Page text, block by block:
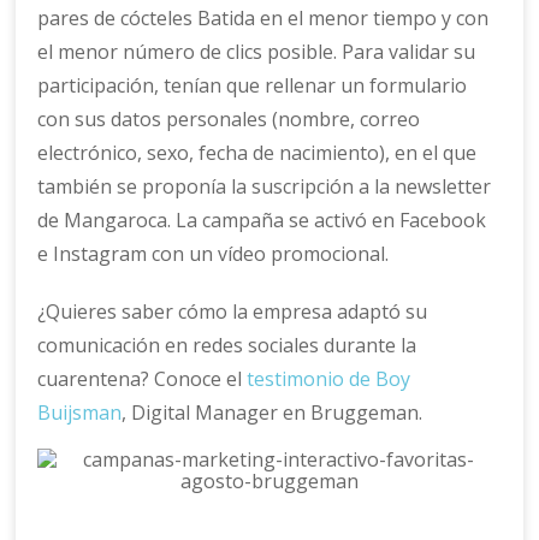
pares de cócteles Batida en el menor tiempo y con
el menor número de clics posible. Para validar su
participación, tenían que rellenar un formulario
con sus datos personales (nombre, correo
electrónico, sexo, fecha de nacimiento), en el que
también se proponía la suscripción a la newsletter
de Mangaroca. La campaña se activó en Facebook
e Instagram con un vídeo promocional.
¿Quieres saber cómo la empresa adaptó su
comunicación en redes sociales durante la
cuarentena? Conoce eltestimonio de Boy
Buijsman, Digital Manager en Bruggeman.